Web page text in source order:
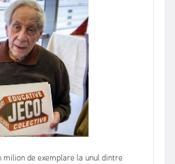
milion de exemplare la unul dintre